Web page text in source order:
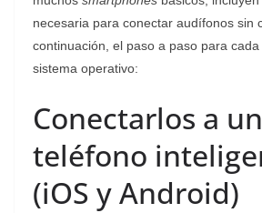
necesaria para conectar audífonos sin
continuación, el paso a paso para
sistema operativo:
Conectarlos a un
teléfono
(iOS y Android)